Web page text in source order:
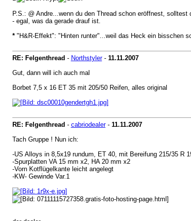
P.S.: @ Andre...wenn du den Thread schon eröffnest,
- egal, was da gerade drauf ist.
*"H&R-Effekt": "Hinten runter"...weil das Heck ein bisschen
RE: Felgenthread - Northstyler- 11.11.2007
Gut, dann will ich auch mal
Borbet 7,5 x 16 ET 35 mit 205/50 Reifen, alles original
RE: Felgenthread - cabriodealer- 11.11.2007
Tach Gruppe ! Nun ich:
-US Alloys in 8,5x19 rundum, ET 40, mit Bereifung 215/35 R
-Spurplatten VA 15 mm x2, HA 20 mm x2
-Vorn Kotflügelkante leicht angelegt
-KW- Gewinde Var.1